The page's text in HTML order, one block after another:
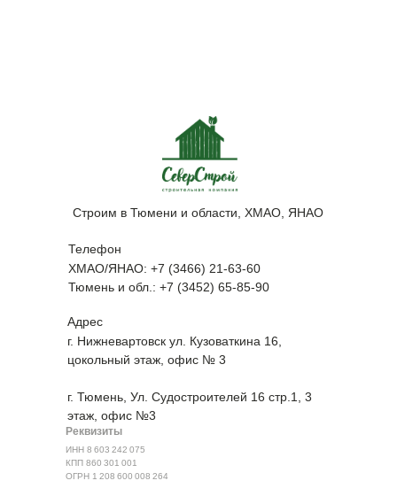
Телефон
Строим в Тюмени и области, ХМАО, ЯНАО
ХМАО/ЯНАО: +7 (3466) 21-63-60
Тюмень и обл.: +7 (3452) 65-85-90
Адрес
г. Нижневартовск ул. Кузоваткина 16,
цокольный этаж, офис № 3
г. Тюмень, ​Ул. Судостроителей 16 стр.1, 3
этаж, офис №3
Реквизиты
ИНН 8 603 242 075
КПП 860 301 001
ОГРН 1 208 600 008 264